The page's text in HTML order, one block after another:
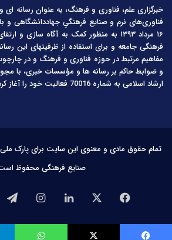
خبرگزاری علم، فناوری و فرهنگ، به عنوان رسانه
فناوری‌های نرم و صنایع فرهنگیِ جهاددانشگاهی و
۱۶ مرداد ۱۳۹۳ به منظور کمک به آگاه سازی
فرهنگی جامعه و برای استفاده از ظرفیتهای این
مفاهیم مرتبط در حوزه فناوری و فرهنگ و در
و ضوابط حاکم بر رسانه ها و مؤسسات خبری، با
ارشاد اسلامی به شماره 70016 فعالیت خود را آغاز کرده است.
تمام حقوق مادی و معنوی این سایت برای پارک
صنایع فرهنگی محفوظ
فیس
بوک
لینکدیناینستاگرام